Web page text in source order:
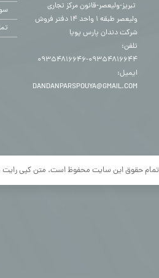
تمام حقوق این سایت محفوظ است. متن کپی رایت
​​​​​​​ تبریز-ولیعصر-قانون مرکز تجاری
ولیعصر طبقه ۱ واحد ۱۴ دفتر فروش
شرکت دندان پارس پویا
تلفن:
۰۹۳۵۴۸۱۶۶۴۴-۰۹۳۵۴۸۱۶۶۴۶
ایمیل:
DANDANPARSPOUYA@GMAIL.COM